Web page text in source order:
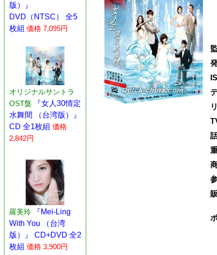
版）』
DVD（NTSC） 全5
枚組 価格 7,095円
オリジナルサントラ
OST盤
『女人30情定
水舞間 （台湾版）』
CD 全1枚組 価格
2,842円
羅美玲
『Mei-Ling
With You （台湾
版）』 CD+DVD 全2
枚組 価格 3,900円